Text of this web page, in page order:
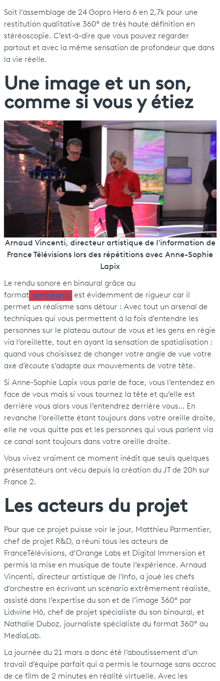
Soit l’assemblage de 24 Gopro Hero 6 en 2,7k pour une
restitution qualitative 360° de très haute définition en
stéréoscopie. C’est-à-dire que vous pouvez regarder
partout et avec la même sensation de profondeur que dans
la vie réelle.
Une image et un son,
comme si vous y étiez
Arnaud Vincenti, directeur artistique de l’information de
France Télévisions lors des répétitions avec Anne-Sophie
Lapix
Le rendu sonore en binaural grâce au
format ambisonic est évidemment de rigueur car il
permet un réalisme sans détour : Avec tout un arsenal de
techniques qui vous permettent à la fois d’entendre les
personnes sur le plateau autour de vous et les gens en régie
via l’oreillette, tout en ayant la sensation de spatialisation :
quand vous choisissez de changer votre angle de vue votre
axe d’écoute s’adapte aux mouvements de votre tête.
Si Anne-Sophie Lapix vous parle de face, vous l’entendez en
face de vous mais si vous tournez la tête et qu’elle est
derrière vous alors vous l’entendrez derrière vous… En
revanche l’oreillette étant toujours dans votre oreille droite,
elle ne vous quitte pas et les personnes qui vous parlent via
ce canal sont toujours dans votre oreille droite.
Vous vivez vraiment ce moment inédit que seuls quelques
présentateurs ont vécu depuis la création du JT de 20h sur
France 2.
Les acteurs du projet
Pour que ce projet puisse voir le jour, Matthieu Parmentier,
chef de projet R&D, a réuni tous les acteurs de
FranceTélévisions, d’Orange Labs et Digital Immersion et
permis la mise en musique de toute l’expérience. Arnaud
Vincenti, directeur artistique de l'Info, a joué les chefs
d’orchestre en écrivant un scénario extrêmement réaliste,
assisté dans l’expertise du son et de l’image 360° par
Lidwine Hô, chef de projet spécialiste du son binaural, et
Nathalie Duboz, journaliste spécialiste du format 360° au
MediaLab.
La journée du 21 mars a donc été l’aboutissement d’un
travail d’équipe parfait qui a permis le tournage sans accroc
de ce film de 2 minutes en réalité virtuelle. Avec les